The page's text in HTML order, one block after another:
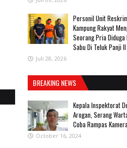
Personil Unit
Kampung Rakyat
Seorang Pria
Sabu Di Teluk Panji II
Juli 28, 2026
BREAKING NEWS
Kepala Inspektorat
Arogan, Serang
Coba Rampas Kamera
October 16, 2024